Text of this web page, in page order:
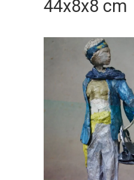
44x8x8 cm